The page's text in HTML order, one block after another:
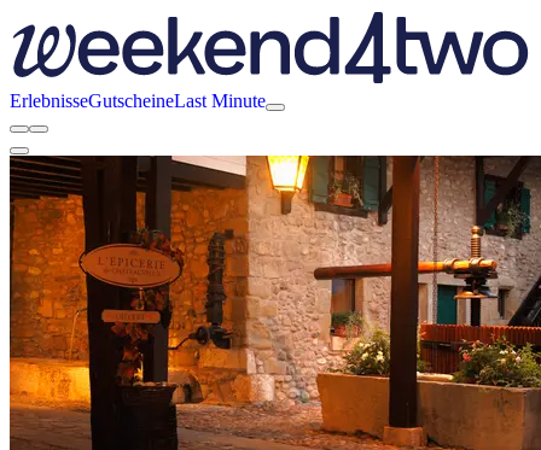
ErlebnisseGutscheineLast Minute